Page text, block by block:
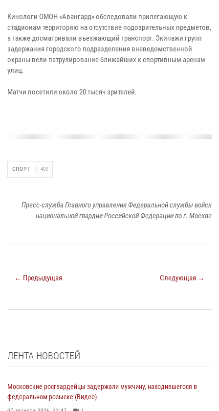
Кинологи ОМОН «Авангард» обследовали прилегающую к
стадионам территорию на отсутствие подозрительных предметов,
а также досматривали въезжающий транспорт. Экипажи групп
задержания городского подразделения вневедомственной
охраны вели патрулирование ближайших к спортивным аренам
улиц.
Матчи посетили около 20 тысяч зрителей.
СПОРТ 403
Пресс-служба Главного управления Федеральной службы войск
национальной гвардии Российской Федерации по г. Москве
← Предыдущая Следующая →
ЛЕНТА НОВОСТЕЙ
Московские росгвардейцы задержали мужчину, находившегося в
федеральном розыске (Видео)